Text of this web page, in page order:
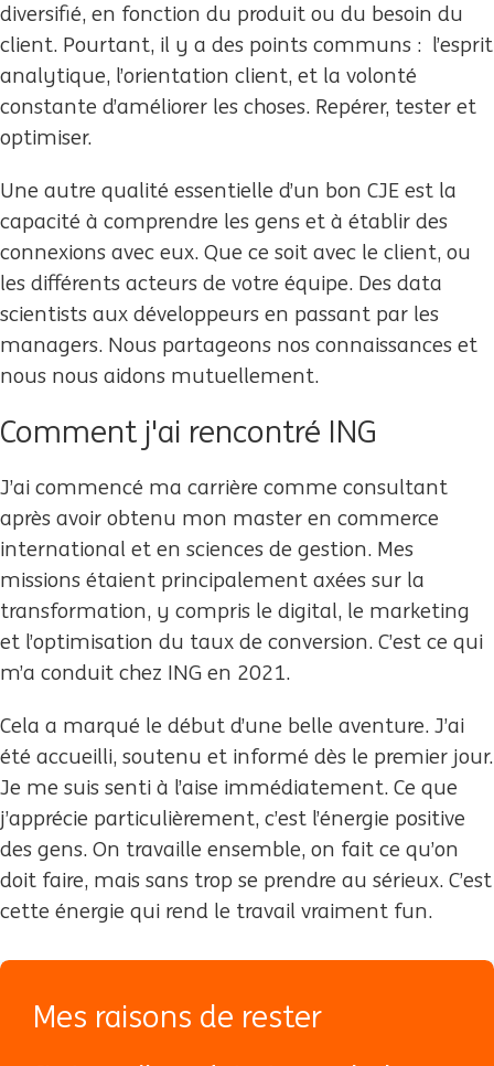
diversifié, en fonction du produit ou du besoin du
client. Pourtant, il y a des points communs : l’esprit
analytique, l’orientation client, et la volonté
constante d’améliorer les choses. Repérer, tester et
optimiser.
Une autre qualité essentielle d’un bon CJE est la
capacité à comprendre les gens et à établir des
connexions avec eux. Que ce soit avec le client, ou
les différents acteurs de votre équipe. Des data
scientists aux développeurs en passant par les
managers. Nous partageons nos connaissances et
nous nous aidons mutuellement.
Comment j'ai rencontré ING
J’ai commencé ma carrière comme consultant
après avoir obtenu mon master en commerce
international et en sciences de gestion. Mes
missions étaient principalement axées sur la
transformation, y compris le digital, le marketing
et l’optimisation du taux de conversion. C’est ce qui
m’a conduit chez ING en 2021.
Cela a marqué le début d’une belle aventure. J’ai
été accueilli, soutenu et informé dès le premier jour.
Je me suis senti à l’aise immédiatement. Ce que
j’apprécie particulièrement, c’est l’énergie positive
des gens. On travaille ensemble, on fait ce qu’on
doit faire, mais sans trop se prendre au sérieux. C’est
cette énergie qui rend le travail vraiment fun.
Mes raisons de rester